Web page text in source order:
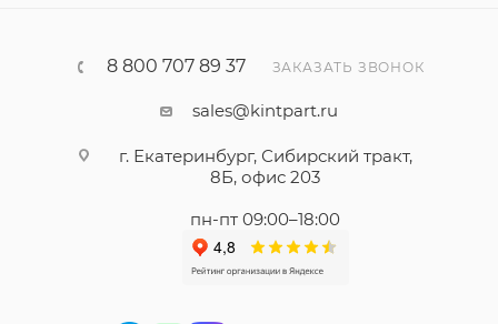
8 800 707 89 37 ЗАКАЗАТЬ ЗВОНОК
sales@kintpart.ru
г. Екатеринбург, Сибирский тракт,
8Б, офис 203
пн-пт 09:00–18:00